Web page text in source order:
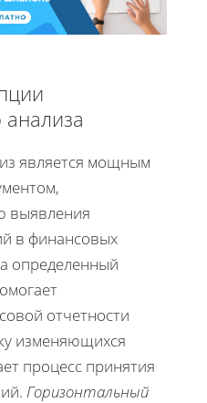
анализа
является мощным
выявления
в финансовых
определенный
отчетности
изменяющихся
процесс принятия
Горизонтальный